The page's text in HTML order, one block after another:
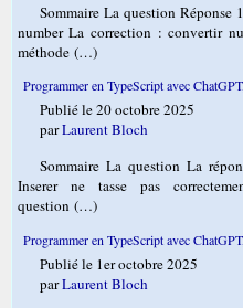
Sommaire La question Réponse
number La correction : convertir
méthode (…)
Programmer en TypeScript avec
Publié le 20 octobre 2025
parLaurent Bloch
Sommaire La question La
Inserer ne tasse pas
question (…)
Programmer en TypeScript avec
Publié le 1er octobre 2025
parLaurent Bloch